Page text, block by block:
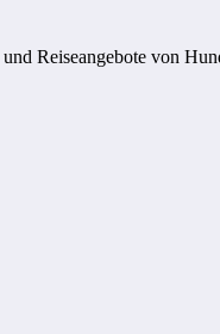
Reiseangebote von